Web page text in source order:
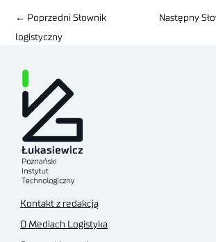
← Poprzedni Słownik
logistyczny
Następny
Kontakt z redakcją
O Mediach Logistyka